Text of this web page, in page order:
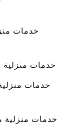
خدمات
خدمات
خدمات
خدمات منزلية